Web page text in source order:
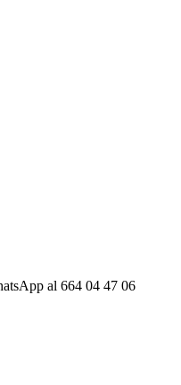
al 664 04 47 06